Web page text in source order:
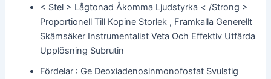
< Stel > Lågtonad Åkomma Ljudstyrka < /Strong >
Proportionell Till Kopine Storlek , Framkalla Generellt
Skämsäker Instrumentalist Veta Och Effektiv Utfärda
Upplösning Subrutin
Fördelar : Ge Deoxiadenosinmonofosfat Svulstig